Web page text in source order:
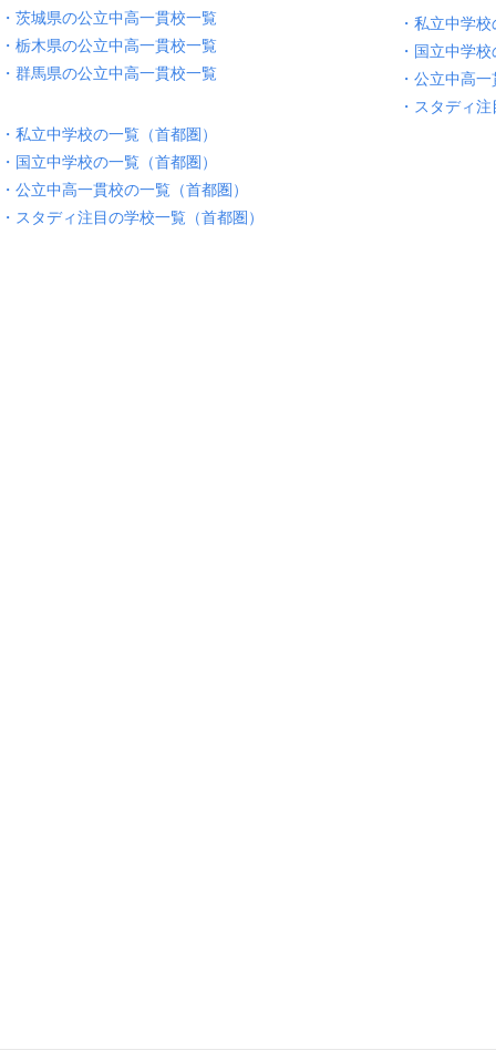
・茨城県の公立中高一貫校一覧
・栃木県の公立中高一貫校一覧
・群馬県の公立中高一貫校一覧
・私立中学校の一覧（首都圏）
・国立中学校の一覧（首都圏）
・公立中高一貫校の一覧（首都圏）
・スタディ注目の学校一覧（首都圏）
・私立中学
・国立中学
・公立中高
・スタディ